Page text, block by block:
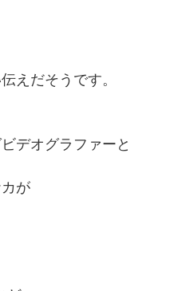
えだそうです。
デオグラファーと
が